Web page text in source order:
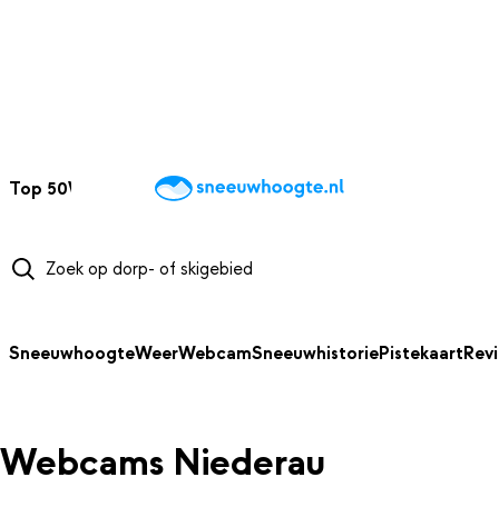
Top 50Webcams WintersportweerKaarten
SneeuwhoogteWeerWebcamSneeuwhistoriePistekaart
Webcams Niederau